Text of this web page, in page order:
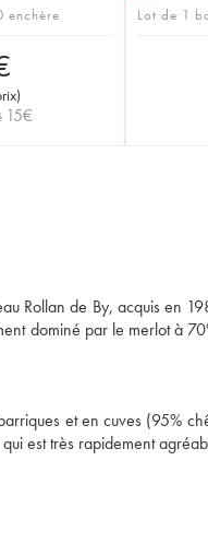
enchère
)
15€
Lot de 1
Rollan de By, acquis en
dominé par le merlot à
et en cuves (95%
est très rapidement